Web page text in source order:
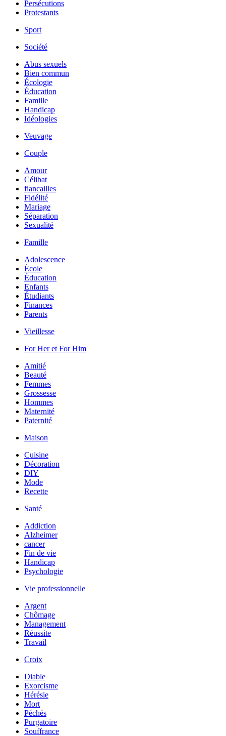
Persécutions
Protestants
Sport
Société
Abus sexuels
Bien commun
Écologie
Éducation
Famille
Handicap
Idéologies
Veuvage
Couple
Amour
Célibat
fiancailles
Fidélité
Mariage
Séparation
Sexualité
Famille
Adolescence
École
Éducation
Enfants
Étudiants
Finances
Parents
Vieillesse
For Her et For Him
Amitié
Beauté
Femmes
Grossesse
Hommes
Maternité
Paternité
Maison
Cuisine
Décoration
DIY
Mode
Recette
Santé
Addiction
Alzheimer
cancer
Fin de vie
Handicap
Psychologie
Vie professionnelle
Argent
Chômage
Management
Réussite
Travail
Croix
Diable
Exorcisme
Hérésie
Mort
Péchés
Purgatoire
Souffrance